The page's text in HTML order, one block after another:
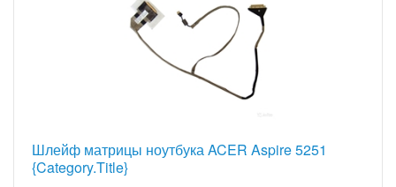
Шлейф матрицы ноутбука ACER Aspire 5251
{Category.Title}